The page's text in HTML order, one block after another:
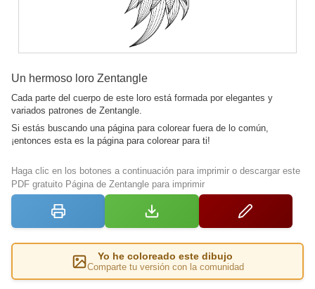
Un hermoso loro Zentangle
Cada parte del cuerpo de este loro está formada por elegantes y
variados patrones de Zentangle.
Si estás buscando una página para colorear fuera de lo común,
¡entonces esta es la página para colorear para ti!
Haga clic en los botones a continuación para imprimir o descargar este
PDF gratuito Página de Zentangle para imprimir
Yo he coloreado este dibujo
Comparte tu versión con la comunidad